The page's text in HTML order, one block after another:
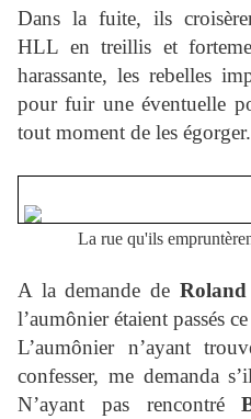
Dans la fuite, ils
HLL en treillis et
harassante, les rebelles
pour fuir une éventuelle
tout moment de les égorger.
La rue qu'ils
A la demande de
l’aumônier étaient passés
L’aumônier n’ayant
confesser, me demanda
N’ayant pas rencontré